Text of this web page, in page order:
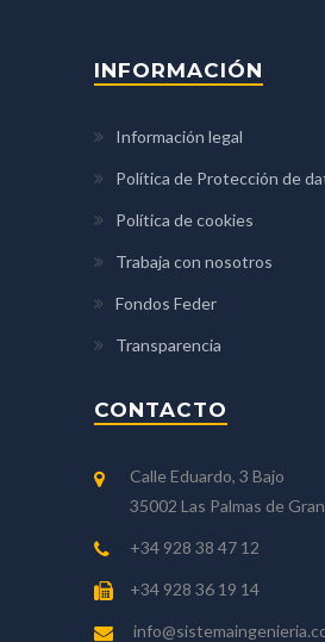
INFORMACIÓN
Información legal
Política de Protección de
Política de cookies
Trabaja con nosotros
Fondos Feder
Transparencia
CONTACTO
Calle Eduardo, 3 Bajo
35002 Las Palmas de
+34 928 38 47 12
+34 928 36 19 14